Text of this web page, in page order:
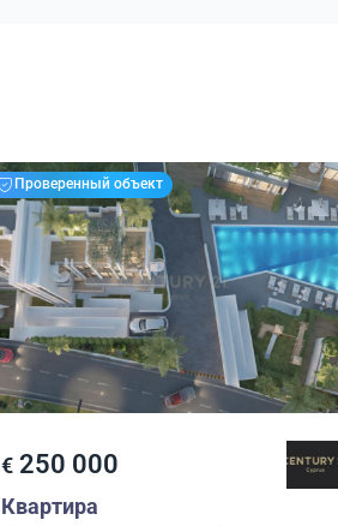
Проверенный объект
€ 250 000
Квартира